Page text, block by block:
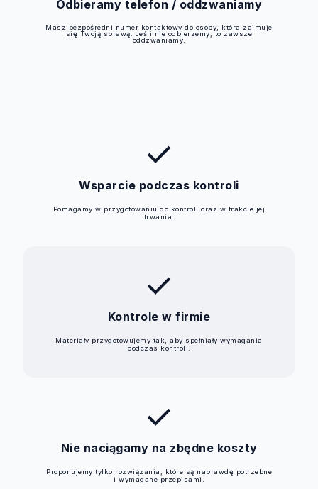
Odbieramy telefon / oddzwaniamy
Masz bezpośredni numer kontaktowy do osoby, która zajmuje
się Twoją sprawą. Jeśli nie odbierzemy, to zawsze
oddzwaniamy.
check
Wsparcie podczas kontroli
Pomagamy w przygotowaniu do kontroli oraz w trakcie jej
trwania.
check
Kontrole w firmie
Materiały przygotowujemy tak, aby spełniały wymagania
podczas kontroli.
check
Nie naciągamy na zbędne koszty
Proponujemy tylko rozwiązania, które są naprawdę potrzebne
i wymagane przepisami.